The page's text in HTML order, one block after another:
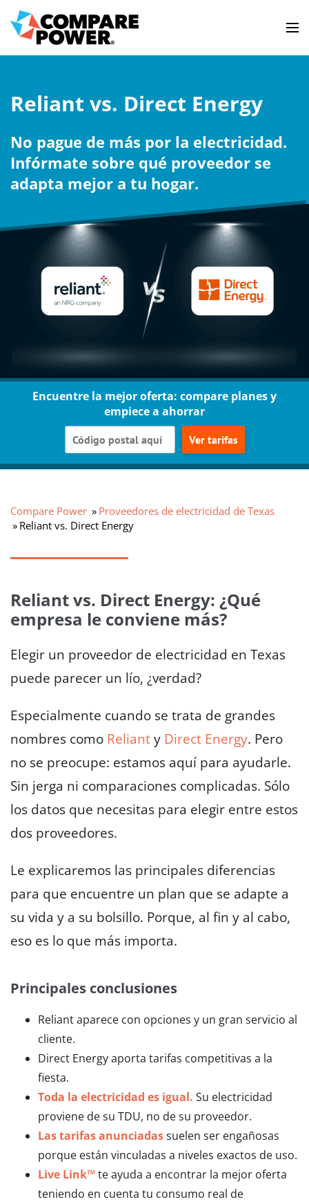
Reliant vs. Direct Energy
No pague de más por la electricidad.
Infórmate sobre qué proveedor se
adapta mejor a tu hogar.
Encuentre la mejor oferta: compare planes y
empiece a ahorrar
Ver tarifas
Compare Power
Proveedores de electricidad de Texas
Reliant vs. Direct Energy
Reliant vs. Direct Energy: ¿Qué
empresa le conviene más?
Elegir un proveedor de electricidad en Texas
puede parecer un lío, ¿verdad?
Especialmente cuando se trata de grandes
nombres como Relianty Direct Energy. Pero
no se preocupe: estamos aquí para ayudarle.
Sin jerga ni comparaciones complicadas. Sólo
los datos que necesitas para elegir entre estos
dos proveedores.
Le explicaremos las principales diferencias
para que encuentre un plan que se adapte a
su vida y a su bolsillo. Porque, al fin y al cabo,
eso es lo que más importa.
Principales conclusiones
Reliant aparece con opciones y un gran servicio al
cliente.
Direct Energy aporta tarifas competitivas a la
fiesta.
Toda la electricidad es igual. Su electricidad
proviene de su TDU, no de su proveedor.
Las tarifas anunciadassuelen ser engañosas
porque están vinculadas a niveles exactos de uso.
Live Link™te ayuda a encontrar la mejor oferta
teniendo en cuenta tu consumo real de